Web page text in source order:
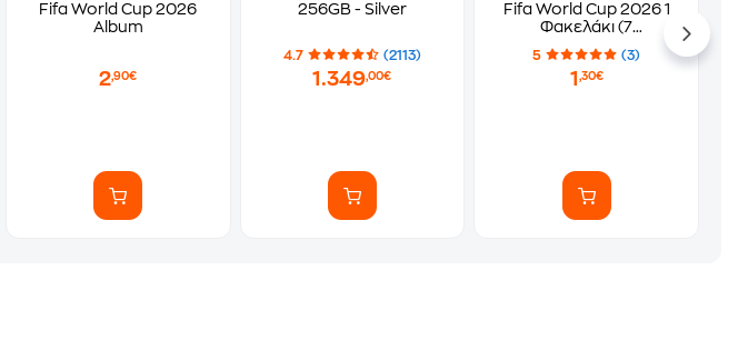
Fifa World Cup 2026
Album
2,90€
256GB - Silver
4.7 (2113)
1.349,00€
Fifa World Cup 2026 1
Φακελάκι (7
Αυτοκόλλητα)
5 (3)
1 ,30€